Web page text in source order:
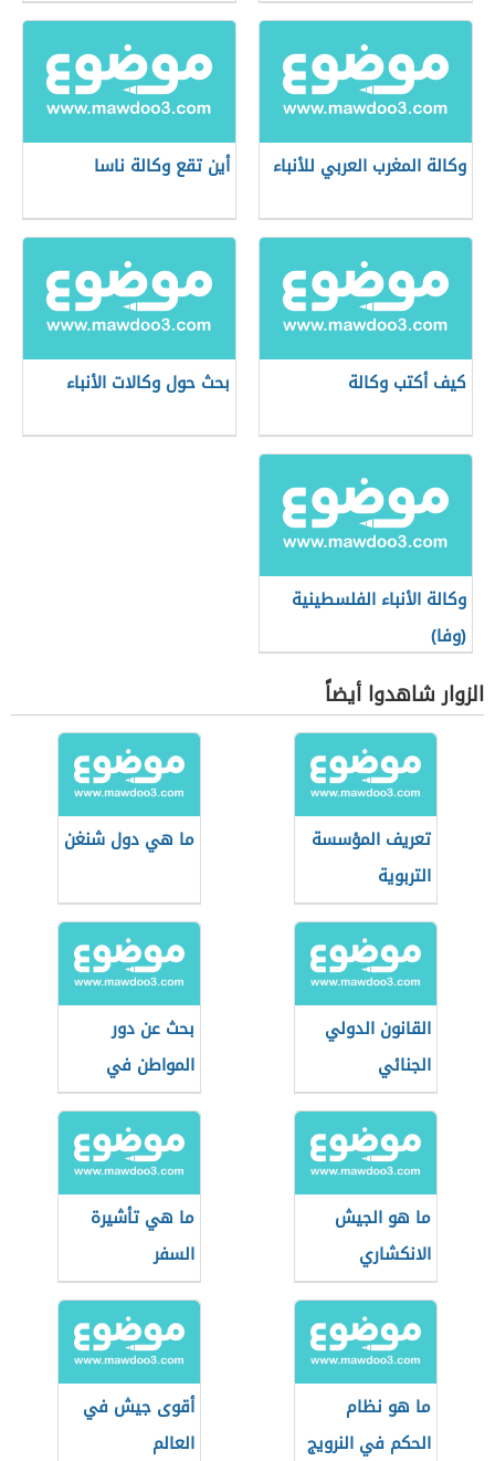
وكالة المغرب العربي للأنباء أين تقع وكالة ناسا
كيف أكتب وكالة بحث حول وكالات الأنباء
وكالة الأنباء الفلسطينية
(وفا)
الزوار شاهدوا أيضاً
تعريف المؤسسة
التربوية
ما هي دول شنغن
القانون الدولي
الجنائي
بحث عن دور
المواطن في
المحافظة على
الأمن
ما هو الجيش
الانكشاري
ما هي تأشيرة
السفر
ما هو نظام
الحكم في النرويج
أقوى جيش في
العالم